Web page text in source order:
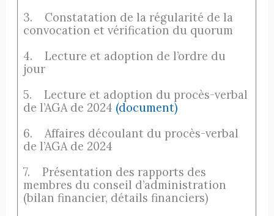
3. Constatation de la régularité de la
convocation et vérification du quorum
4. Lecture et adoption de l’ordre du
jour
5. Lecture et adoption du procès-verbal
de l’AGA de 2024 (document)
6. Affaires découlant du procès-verbal
de l’AGA de 2024
7. Présentation des rapports des
membres du conseil d’administration
(bilan financier, détails financiers)